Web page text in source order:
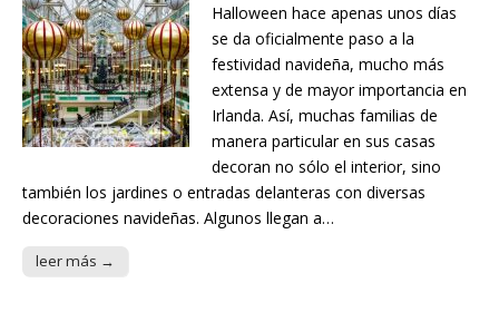
Halloween hace apenas unos días
se da oficialmente paso a la
festividad navideña, mucho más
extensa y de mayor importancia en
Irlanda. Así, muchas familias de
manera particular en sus casas
decoran no sólo el interior, sino
también los jardines o entradas delanteras con diversas
decoraciones navideñas. Algunos llegan a…
leer más →